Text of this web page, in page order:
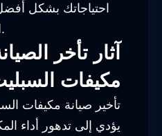
احتياجاتك بشكل
الجودة بأسعار مناسبة.
آثار تأخر
مكيفات
تأخير صيانة مكيفات
يؤدي إلى تدهور أداء